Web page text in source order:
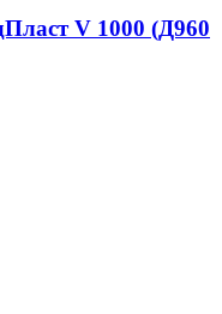
V 1000 (Д960